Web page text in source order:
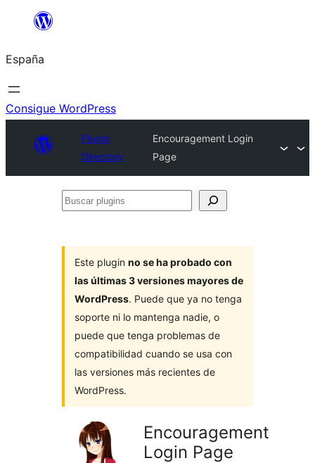
Saltar
contenido
España
Consigue WordPress
Plugin
Directory
Encouragement Login
Page
Buscar
Este plugin no se ha probado con
las últimas 3 versiones mayores de
WordPress. Puede que ya no tenga
soporte ni lo mantenga nadie, o
puede que tenga problemas de
compatibilidad cuando se usa con
las versiones más recientes de
WordPress.
Encouragement
Login Page